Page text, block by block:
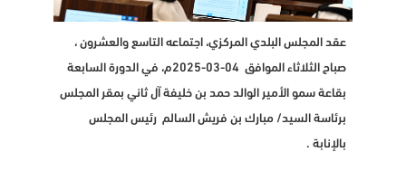
عقد المجلس البلدي المركزي، اجتماعه التاسع والعشرون ،
صباح الثلاثاء الموافق 04-03-2025م، في الدورة السابعة
بقاعة سمو الأمير الوالد حمد بن خليفة آل ثاني بمقر المجلس
برئاسة السيد/ مبارك بن فريش السالم رئيس المجلس
بالإنابة .